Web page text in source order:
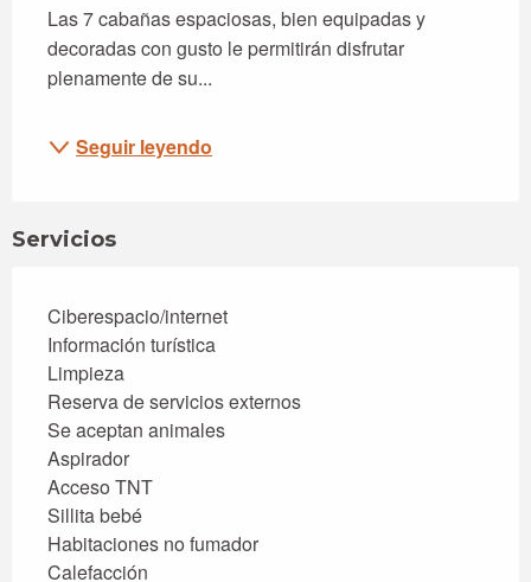
Las 7 cabañas espaciosas, bien equipadas y
decoradas con gusto le permitirán disfrutar
plenamente de su...
Seguir leyendo
Servicios
Ciberespacio/internet
Información turística
Limpieza
Reserva de servicios externos
Se aceptan animales
Aspirador
Acceso TNT
Sillita bebé
Habitaciones no fumador
Calefacción